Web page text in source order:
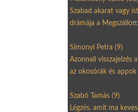
Szabad akarat vagy
drámája a
Simonyi Petra (9)
Azonnali visszajelzés
az okosórák és appok
Szabó Tamás (9)
Légzés, amit ma